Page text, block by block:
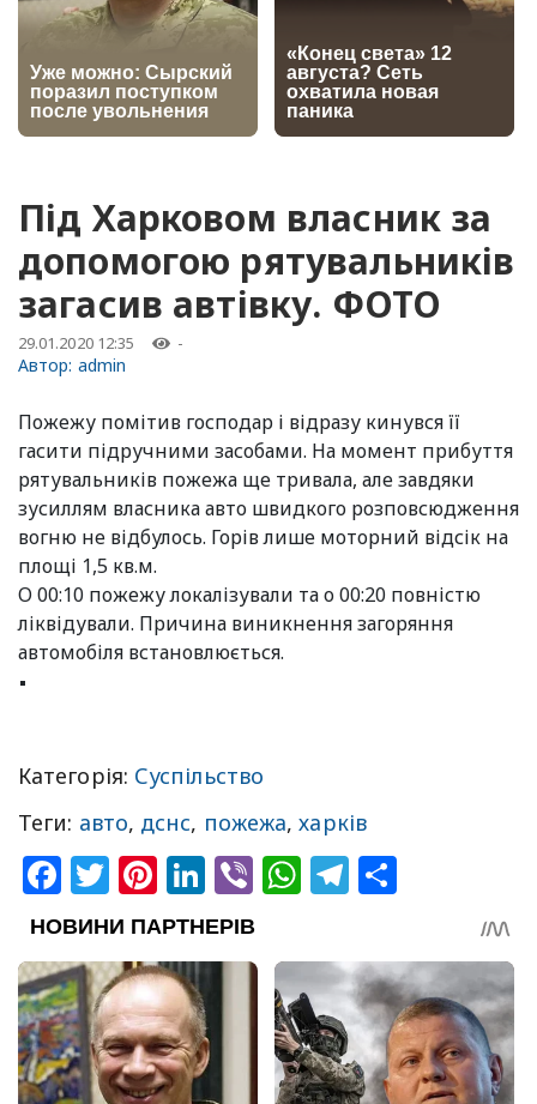
Під Харковом власник за
допомогою рятувальників
загасив автівку. ФОТО
29.01.2020 12:35 -
Автор: admin
Пожежу помітив господар і відразу кинувся її
гасити підручними засобами. На момент прибуття
рятувальників пожежа ще тривала, але завдяки
зусиллям власника авто швидкого розповсюдження
вогню не відбулось. Горів лише моторний відсік на
площі 1,5 кв.м.
О 00:10 пожежу локалізували та о 00:20 повністю
ліквідували. Причина виникнення загоряння
автомобіля встановлюється.
Категорія: Суспільство
Теги: авто, дснс, пожежа,харків
Facebook
Twitter
Pinterest
LinkedIn
ViberWhatsApp
Telegram